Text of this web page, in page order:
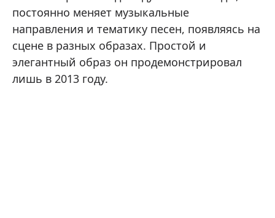
постоянно меняет музыкальные
направления и тематику песен, появляясь на
сцене в разных образах. Простой и
элегантный образ он продемонстрировал
лишь в 2013 году.